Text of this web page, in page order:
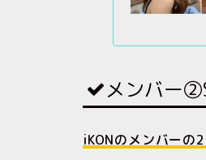
メンバー
iKONのメンバーの